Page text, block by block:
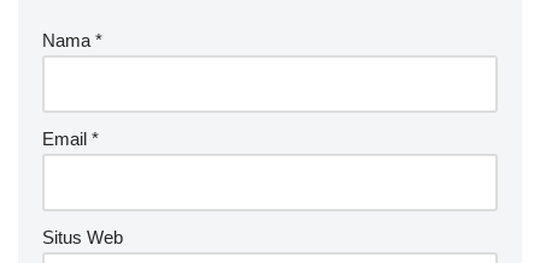
Nama *
Email *
Situs Web